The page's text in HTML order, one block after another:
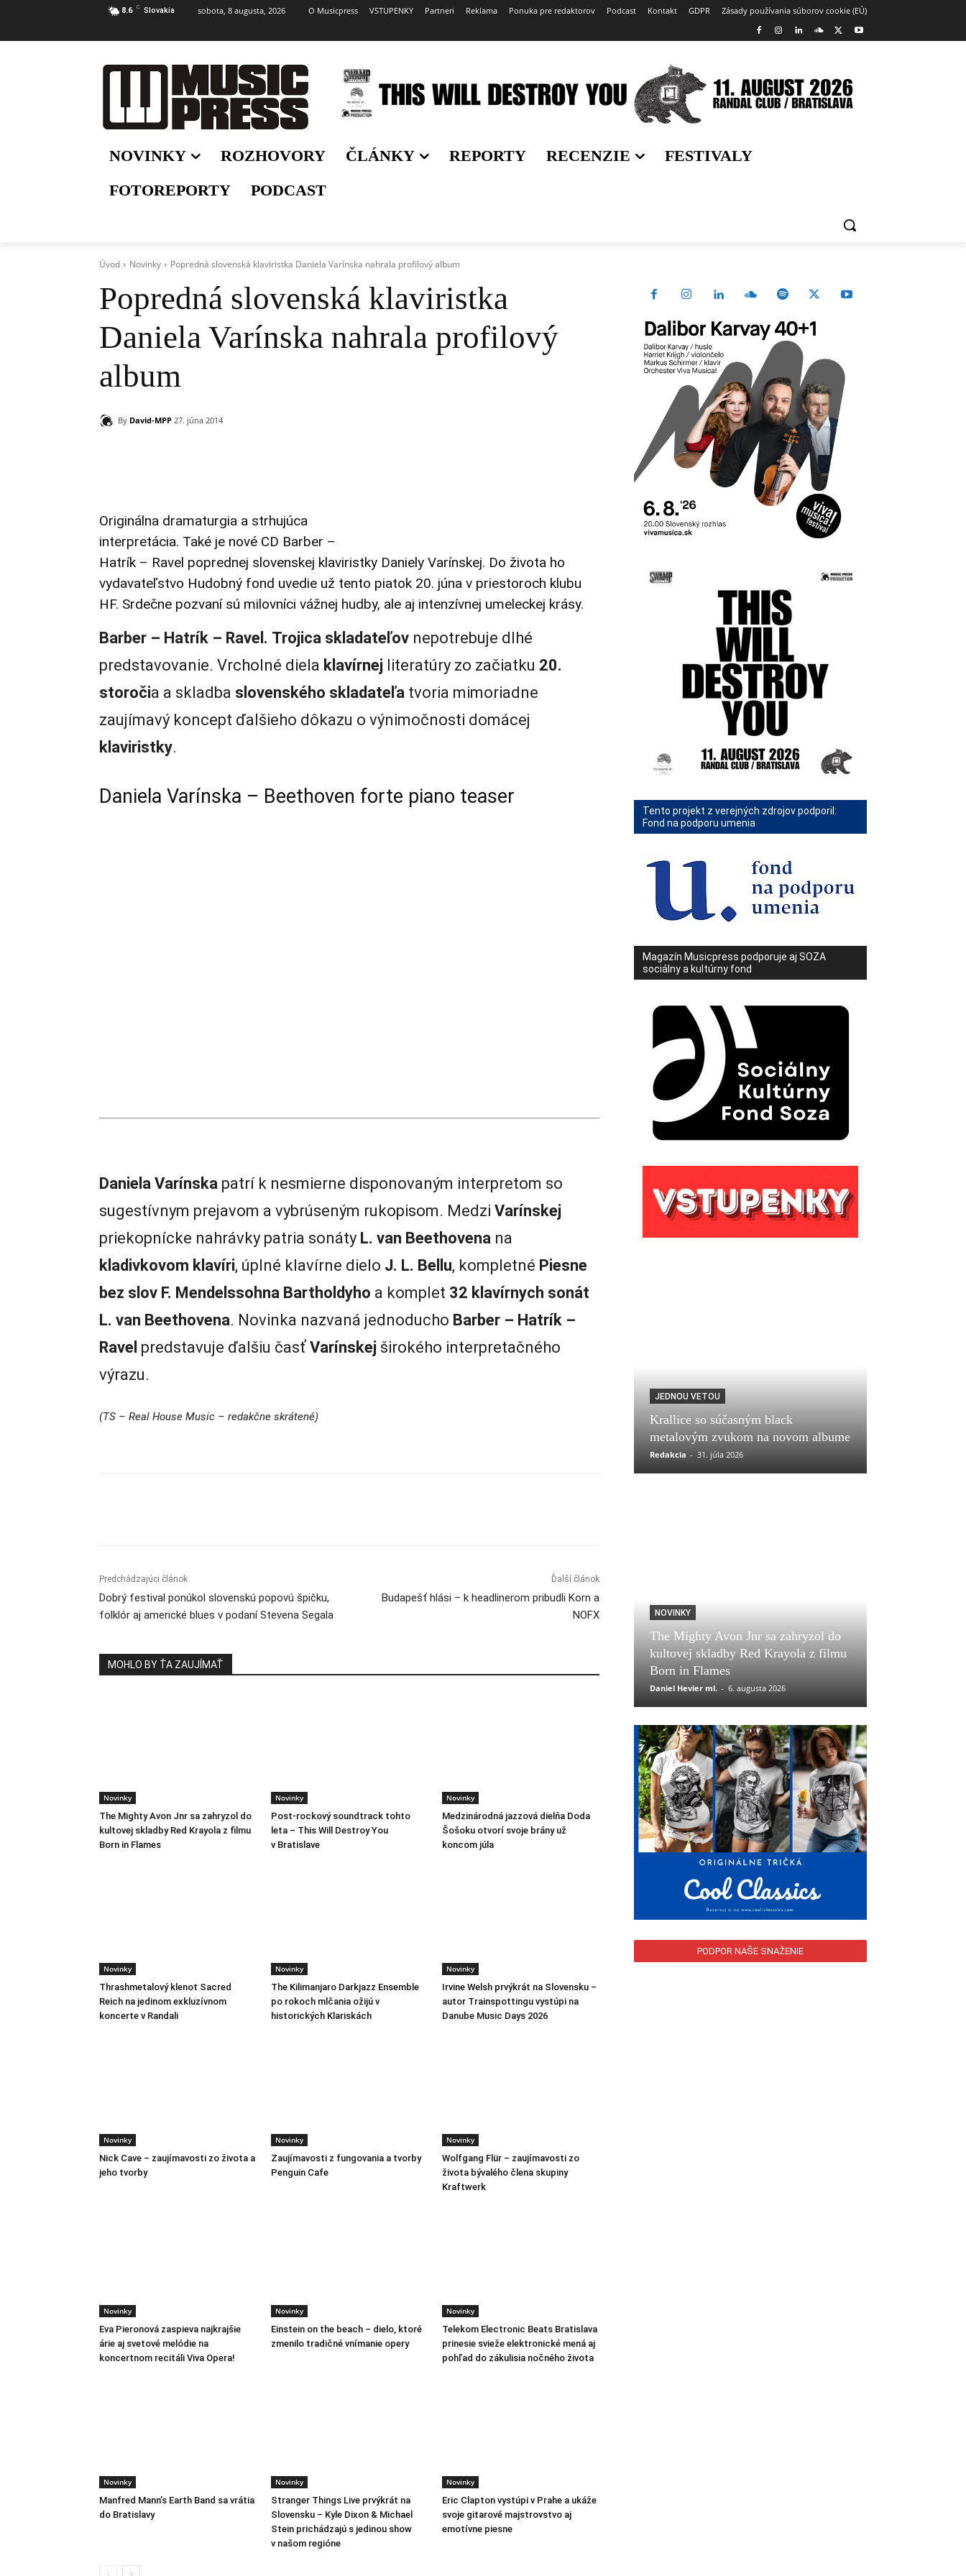
8.6 C Slovakia sobota, 8 augusta, 2026 O Musicpress VSTUPENKY Partneri Reklama Ponuka pre redaktorov Podcast Kontakt GDPR Zásady používania súborov cookie (EÚ)
NOVINKY ROZHOVORY ČLÁNKY REPORTY RECENZIE
FESTIVALY
FOTOREPORTY
PODCAST
Úvod Novinky Popredná slovenská klaviristka Daniela Varínska nahrala profilový album
Popredná slovenská klaviristka
Daniela Varínska nahrala profilový
album
By David-MPP 27. júna 2014
Originálna dramaturgia a strhujúca
interpretácia. Také je nové CD Barber –
Hatrík – Ravel poprednej slovenskej klaviristky Daniely Varínskej. Do života ho
vydavateľstvo Hudobný fond uvedie už tento piatok 20. júna v priestoroch klubu
HF. Srdečne pozvaní sú milovníci vážnej hudby, ale aj intenzívnej umeleckej krásy.
Barber – Hatrík – Ravel. Trojica skladateľov nepotrebuje dlhé
predstavovanie. Vrcholné diela klavírnej literatúry zo začiatku 20.
storočia a skladba slovenského skladateľa tvoria mimoriadne
zaujímavý koncept ďalšieho dôkazu o výnimočnosti domácej
klaviristky.
Daniela Varínska – Beethoven forte piano teaser
Daniela Varínska patrí k nesmierne disponovaným interpretom so
sugestívnym prejavom a vybrúseným rukopisom. Medzi Varínskej
priekopnícke nahrávky patria sonáty L. van Beethovena na
kladivkovom klavíri, úplné klavírne dielo J. L. Bellu, kompletné Piesne
bez slov F. Mendelssohna Bartholdyho a komplet 32 klavírnych sonát
L. van Beethovena. Novinka nazvaná jednoducho Barber – Hatrík –
Ravel predstavuje ďalšiu časť Varínskej širokého interpretačného
výrazu.
(TS – Real House Music – redakčne skrátené)
Predchádzajúci článok
Dobrý festival ponúkol slovenskú popovú špičku,
folklór aj americké blues v podaní Stevena Segala
Ďalší článok
Budapešť hlási – k headlinerom pribudli Korn a
NOFX
MOHLO BY ŤA ZAUJÍMAŤ
Novinky
The Mighty Avon Jnr sa zahryzol do
kultovej skladby Red Krayola z filmu
Born in Flames
Novinky
Post-rockový soundtrack tohto
leta – This Will Destroy You
v Bratislave
Novinky
Medzinárodná jazzová dielňa Doda
Šošoku otvorí svoje brány už
koncom júla
Novinky
Thrashmetalový klenot Sacred
Reich na jedinom exkluzívnom
koncerte v Randali
Novinky
The Kilimanjaro Darkjazz Ensemble
po rokoch mlčania ožijú v
historických Klariskách
Novinky
Irvine Welsh prvýkrát na Slovensku –
autor Trainspottingu vystúpi na
Danube Music Days 2026
Novinky
Nick Cave – zaujímavosti zo života a
jeho tvorby
Novinky
Zaujímavosti z fungovania a tvorby
Penguin Cafe
Novinky
Wolfgang Flür – zaujímavosti zo
života bývalého člena skupiny
Kraftwerk
Novinky
Eva Pieronová zaspieva najkrajšie
árie aj svetové melódie na
koncertnom recitáli Viva Opera!
Novinky
Einstein on the beach – dielo, ktoré
zmenilo tradičné vnímanie opery
Novinky
Telekom Electronic Beats Bratislava
prinesie svieže elektronické mená aj
pohľad do zákulisia nočného života
Novinky
Manfred Mann’s Earth Band sa vrátia
do Bratislavy
Novinky
Stranger Things Live prvýkrát na
Slovensku – Kyle Dixon & Michael
Stein prichádzajú s jedinou show
v našom regióne
Novinky
Eric Clapton vystúpi v Prahe a ukáže
svoje gitarové majstrovstvo aj
emotívne piesne
Tento projekt z verejných zdrojov podporil:
Fond na podporu umenia
Magazín Musicpress podporuje aj SOZA
sociálny a kultúrny fond
JEDNOU VETOU
Krallice so súčasným black
metalovým zvukom na novom albume
Redakcia - 31. júla 2026
NOVINKY
The Mighty Avon Jnr sa zahryzol do
kultovej skladby Red Krayola z filmu
Born in Flames
Daniel Hevier ml. - 6. augusta 2026
PODPOR NAŠE SNAŽENIE